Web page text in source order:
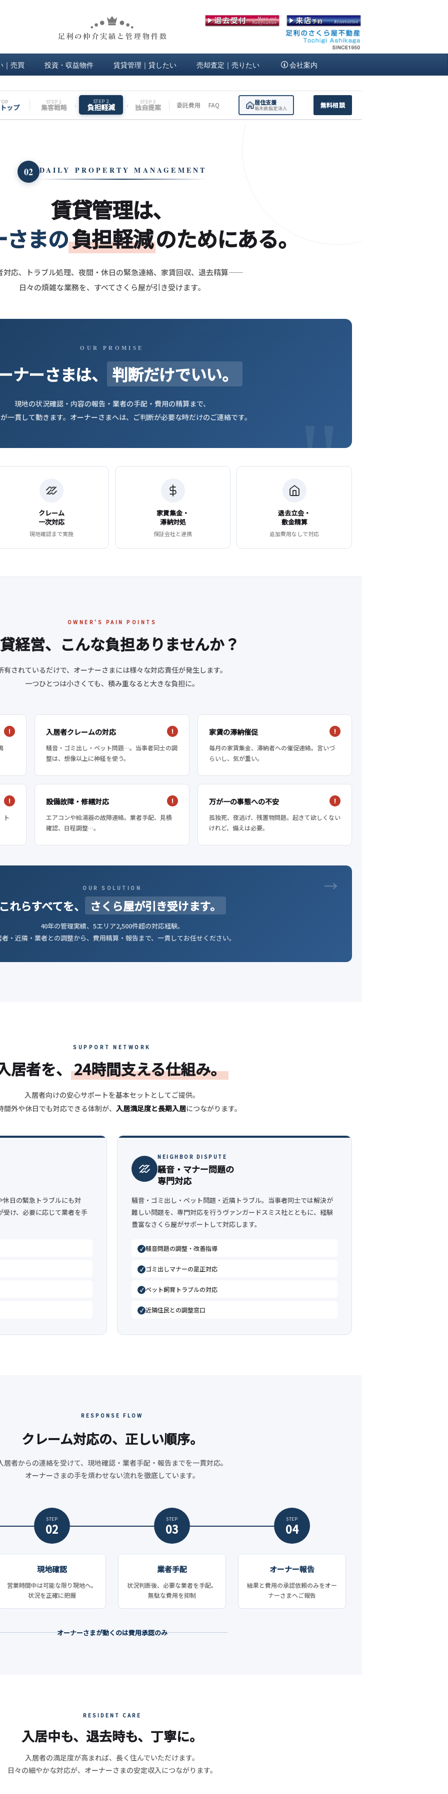
｜売買 投資・収益物件 賃貸管理｜貸したい 売却査定｜売りたい 会社案内
ップ
STEP 1
集客戦略 › STEP 2
負担軽減 › STEP 3
独自提案 委託費用 FAQ 居住支援
栃木県指定法人 無料相談
02 DAILY PROPERTY MANAGEMENT
賃貸管理は、
まの負担軽減のためにある。
対応、トラブル処理、夜間・休日の緊急連絡、家賃回収、退去精算——
日々の煩雑な業務を、すべてさくら屋が引き受けます。
OUR PROMISE
ナーさまは、 判断だけでいい。
現地の状況確認・内容の報告・業者の手配・費用の精算まで、
一貫して動きます。オーナーさまへは、ご判断が必要な時だけのご連絡です。
クレーム
一次対応
現地確認まで実施
家賃集金・
滞納対処
保証会社と連携
退去立会・
敷金精算
追加費用なしで対応
OWNER'S PAIN POINTS
経営、こんな負担ありませんか？
有されているだけで、オーナーさまには様々な対応責任が発生します。
一つひとつは小さくても、積み重なると大きな負担に。
入居者クレームの対応
騒音・ゴミ出し・ペット問題…。当事者同士の調
整は、想像以上に神経を使う。
家賃の滞納催促
毎月の家賃集金、滞納者への催促連絡。言いづ
らいし、気が重い。
ト
設備故障・修繕対応
エアコンや給湯器の故障連絡。業者手配、見積
確認、日程調整…。
万が一の事態への不安
孤独死、夜逃げ、残置物問題。起きて欲しくない
けれど、備えは必要。
OUR SOLUTION
れらすべてを、 さくら屋が引き受けます。
40年の管理実績、5エリア2,500件超の対応経験。
・近隣・業者との調整から、費用精算・報告まで、一貫してお任せください。
SUPPORT NETWORK
居者を、 24時間支える仕組み。
入居者向けの安心サポートを基本セットとしてご提供。
間外や休日でも対応できる体制が、 入居満足度と長期入居につながります。
日の緊急トラブルにも対
け、必要に応じて業者を手
NEIGHBOR DISPUTE
騒音・マナー問題の
専門対応
騒音・ゴミ出し・ペット問題・近隣トラブル。当事者同士では解決が
難しい問題を、専門対応を行うヴァンガードスミス社とともに、経験
豊富なさくら屋がサポートして対応します。
騒音問題の調整・改善指導
ゴミ出しマナーの是正対応
ペット飼育トラブルの対応
近隣住民との調整窓口
RESPONSE FLOW
クレーム対応の、正しい順序。
居者からの連絡を受けて、現地確認・業者手配・報告までを一貫対応。
オーナーさまの手を煩わせない流れを徹底しています。
STEP
02
現地確認
営業時間中は可能な限り現地へ。
状況を正確に把握
STEP
03
業者手配
状況判断後、必要な業者を手配。
無駄な費用を抑制
STEP
04
オーナー報告
結果と費用の承認依頼のみをオー
ナーさまへご報告
オーナーさまが動くのは費用承認のみ
RESIDENT CARE
入居中も、退去時も、丁寧に。
入居者の満足度が高まれば、長く住んでいただけます。
日々の細やかな対応が、オーナーさまの安定収入につながります。